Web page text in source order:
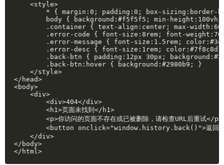
<style>
* { margin:0; padding:0; box-sizing:border-
body { background:#f5f5f5; min-height:100vh;
.container { text-align:center; max-
.error-code { font-size:8rem; font-weight:700;
.error-message { font-size:1.5rem;
.error-desc { font-size:1rem; color:#7f8c8d;
.back-btn { padding:12px 30px;
.back-btn:hover { background:#2980b9; }
</style>
</head>
<body>
<div>
<div>404</div>
<h1>页面未找到</h1>
<p>你访问的页面不存在或已被删除，请检查URL后重试</p>
<button onclick="window.history.back()">返回上
</div>
</body>
</html>